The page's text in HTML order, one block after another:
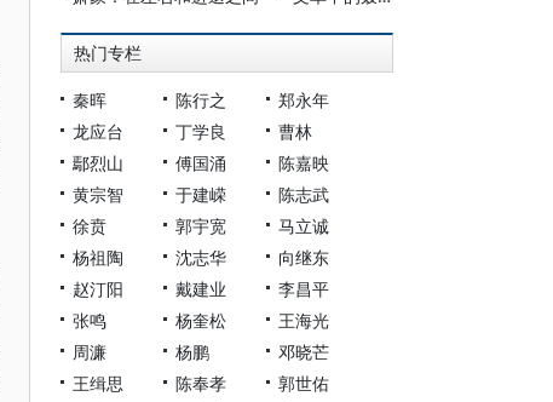
热门专栏
秦晖 陈行之
郑永年
龙应台
丁学良
曹林
鄢烈山
傅国涌
陈嘉映
黄宗智
于建嵘
陈志武
徐贲
郭宇宽
马立诚
杨祖陶
沈志华
向继东
赵汀阳
戴建业
李昌平
张鸣
杨奎松
王海光
周濂
杨鹏
邓晓芒
王缉思
陈奉孝
郭世佑